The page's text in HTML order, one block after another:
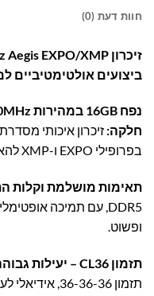
חוות דעת (0)
ביצועים אולטימטיביים
חלקה:
בפרופילי EXPO ו-XMP להאצת הביצועים במערכת שלך.
תאימות מושלמת וקלות
ופשוט.
תזמון CL36 – יעילות גבוהה:
תזמון 36-36-